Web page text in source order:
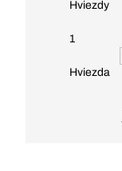
Hviezdy
1
Hviezda